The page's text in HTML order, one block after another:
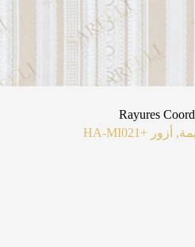
Rayures
HA-MI02
أزور +1